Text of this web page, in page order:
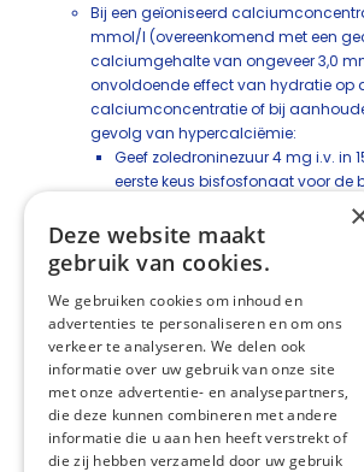
Bij een geïoniseerd
mmol/l (overeenkomend met een
calciumgehalte van ongeveer 3,0
onvoldoende effect van hydratie op
calciumconcentratie of bij
gevolg van hypercalciëmie:
Geef zoledroninezuur 4 mg i.v. in
eerste keus bisfosfonaat voor de
Bij contra-indicaties voor
(bijvoorbeeld ernstige
refractaire maligne
met bisfosfonaten: geef
Bij levensbedreigende
effect gewenst is: geef
s.c. of 8-16 IE/kg/24 uur s.c./i.v.).
met zoledroninezuur (zoals
bovenstaande aanbeveling).
Deze website maakt
gebruik van cookies.
We gebruiken cookies om inhoud en
advertenties te personaliseren en om ons
verkeer te analyseren. We delen ook
informatie over uw gebruik van onze site
met onze advertentie- en analysepartners,
die deze kunnen combineren met andere
informatie die u aan hen heeft verstrekt of
die zij hebben verzameld door uw gebruik